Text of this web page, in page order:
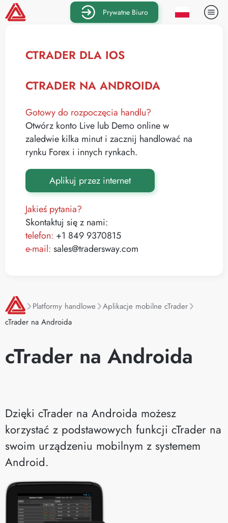
Prywatne Biuro
CTRADER DLA IOS
CTRADER NA ANDROIDA
Gotowy do rozpoczęcia handlu?
Otwórz konto Live lub Demo online w
zaledwie kilka minut i zacznij handlować na
rynku Forex i innych rynkach.
Aplikuj przez internet
Jakieś pytania?
Skontaktuj się z nami:
telefon: +1 849 9370815
e-mail: sales@tradersway.com
Platformy handlowe
Aplikacje mobilne cTrader
cTrader na Androida
cTrader na Androida
Dzięki cTrader na Androida możesz
korzystać z podstawowych funkcji cTrader na
swoim urządzeniu mobilnym z systemem
Android.